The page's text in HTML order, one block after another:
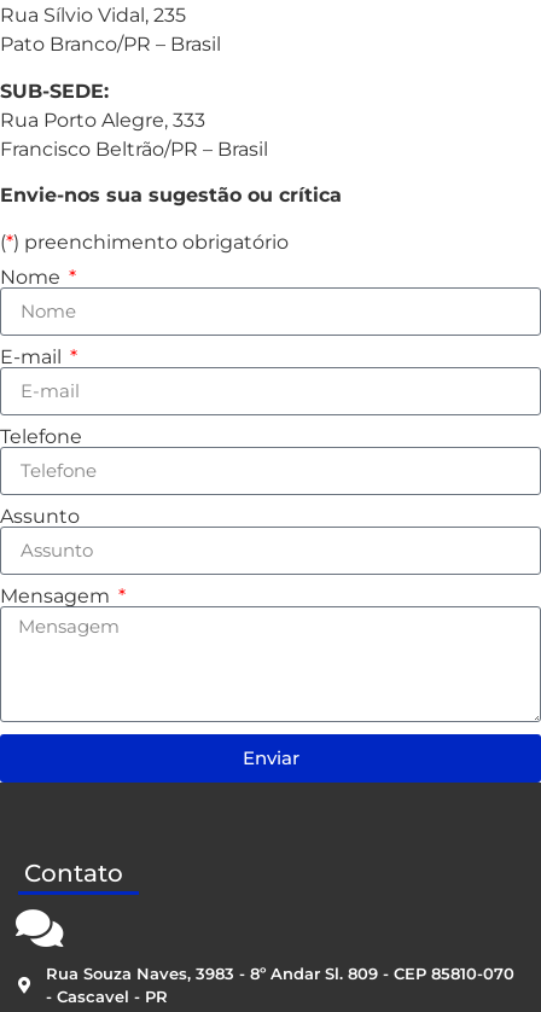
Rua Sílvio Vidal, 235
Pato Branco/PR – Brasil
SUB-SEDE:
Rua Porto Alegre, 333
Francisco Beltrão/PR – Brasil
Envie-nos sua sugestão ou crítica
(*) preenchimento obrigatório
Nome
E-mail
Telefone
Assunto
Mensagem
Enviar
Contato
Rua Souza Naves, 3983 - 8º Andar Sl. 809 - CEP 85810-070
- Cascavel - PR